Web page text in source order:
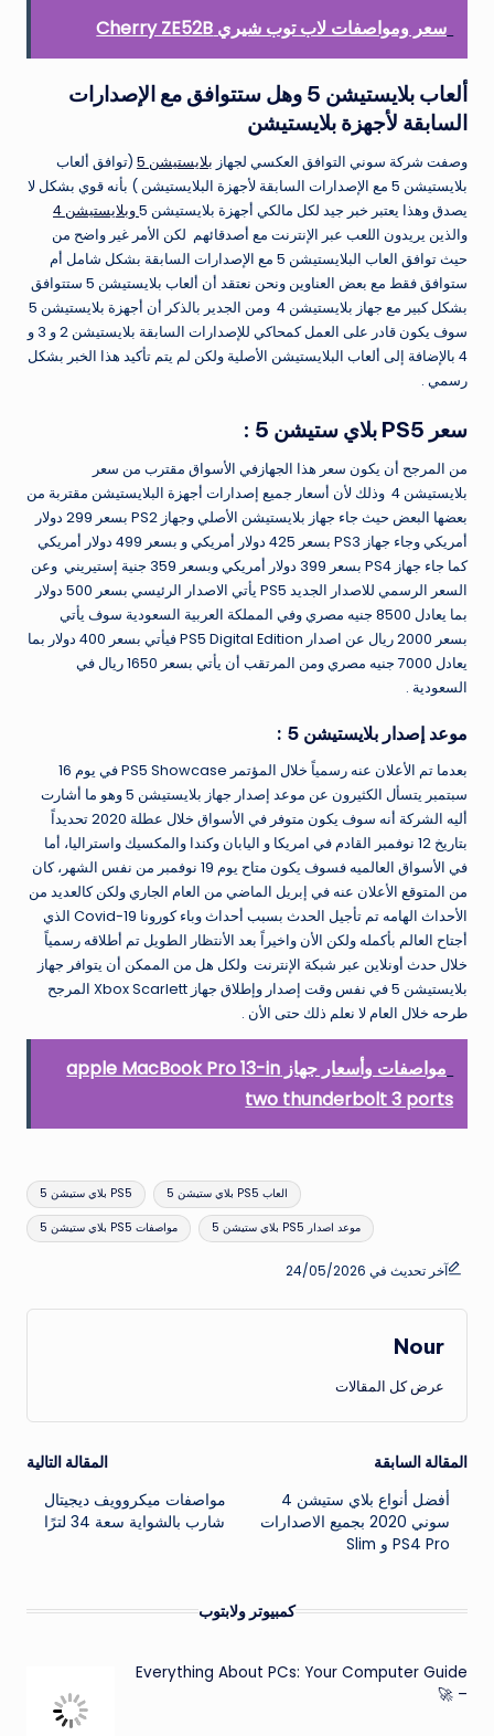
سعر ومواصفات لاب توب شيري Cherry ZE52B
ألعاب بلايستيشن 5 وهل ستتوافق مع الإصدارات
السابقة لأجهزة بلايستيشن
وصفت شركة سوني التوافق العكسي لجهاز بلايستيشن 5
(توافق ألعاب
بلايستيشن 5 مع الإصدارات السابقة لأجهزة البلايستيشن ) بأنه قوي بشكل لا
يصدق وهذا يعتبر خبر جيد لكل مالكي أجهزة بلايستيشن 5
وبلايستيشن 4
والذين يريدون اللعب عبر الإنترنت مع أصدقائهم لكن الأمر غير واضح من
حيث توافق العاب البلايستيشن 5 مع الإصدارات السابقة بشكل شامل أم
ستوافق فقط مع بعض العناوين ونحن نعتقد أن ألعاب بلايستيشن 5 ستتوافق
بشكل كبير مع جهاز بلايستيشن 4 ومن الجدير بالذكر أن أجهزة بلايستيشن 5
سوف يكون قادر على العمل كمحاكي للإصدارات السابقة بلايستيشن 2 و 3 و
4 بالإضافة إلى ألعاب البلايستيشن الأصلية ولكن لم يتم تأكيد هذا الخبر بشكل
رسمي .
سعر PS5 بلاي ستيشن 5 :
من المرجح أن يكون سعر هذا الجهازفي الأسواق مقترب من سعر
بلايستيشن 4 وذلك لأن أسعار جميع إصدارات أجهزة البلايستيشن مقتربة من
بعضها البعض حيث جاء جهاز بلايستيشن الأصلي وجهاز PS2 بسعر 299 دولار
أمريكي وجاء جهاز PS3 بسعر 425 دولار أمريكي و بسعر 499 دولار أمريكي
كما جاء جهاز PS4 بسعر 399 دولار أمريكي وبسعر 359 جنية إستيريني وعن
السعر الرسمي للاصدار الجديد PS5 يأتي الاصدار الرئيسي بسعر 500 دولار
بما يعادل 8500 جنيه مصري وفي المملكة العربية السعودية سوف يأتي
بسعر 2000 ريال عن اصدار PS5 Digital Edition فيأتي بسعر 400 دولار بما
يعادل 7000 جنيه مصري ومن المرتقب أن يأتي بسعر 1650 ريال في
السعودية .
موعد إصدار بلايستيشن 5 :
بعدما تم الأعلان عنه رسمياً خلال المؤتمر PS5 Showcase في يوم 16
سبتمبر يتسأل الكثيرون عن موعد إصدار جهاز بلايستيشن 5 وهو ما أشارت
أليه الشركة أنه سوف يكون متوفر في الأسواق خلال عطلة 2020 تحديداً
بتاريخ 12 نوفمبر القادم في امريكا و اليابان وكندا والمكسيك واستراليا، أما
في الأسواق العالميه فسوف يكون متاح يوم 19 نوفمبر من نفس الشهر، كان
من المتوقع الأعلان عنه في إبريل الماضي من العام الجاري ولكن كالعديد من
الأحداث الهامه تم تأجيل الحدث بسبب أحداث وباء كورونا Covid-19 الذي
أجتاح العالم بأكمله ولكن الأن واخيراً بعد الأنتظار الطويل تم أطلاقه رسمياً
خلال حدث أونلاين عبر شبكة الإنترنت ولكل هل من الممكن أن يتوافر جهاز
بلايستيشن 5 في نفس وقت إصدار وإطلاق جهاز Xbox Scarlett المرجح
طرحه خلال العام لا نعلم ذلك حتى الأن .
مواصفات وأسعار جهاز apple MacBook Pro 13-in
two thunderbolt 3 ports
PS5 بلاي ستيشن 5 العاب PS5 بلاي ستيشن 5
مواصفات PS5 بلاي ستيشن 5 موعد اصدار PS5 بلاي ستيشن 5
آخر تحديث في 24/05/2026
Nour
عرض كل المقالات
تصفّح
المقالات
المقالة السابقة
أفضل أنواع بلاي ستيشن 4
سوني 2020 بجميع الاصدارات
PS4 Pro و Slim
المقالة التالية
مواصفات ميكروويف ديجيتال
شارب بالشواية سعة 34 لترًا
كمبيوتر ولابتوب
Everything About PCs: Your Computer Guide
– 🚀